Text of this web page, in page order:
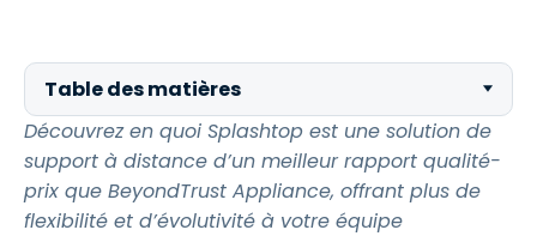
Table des matières
Découvrez en quoi Splashtop est une solution de
support à distance d’un meilleur rapport qualité-
prix que BeyondTrust Appliance, offrant plus de
flexibilité et d’évolutivité à votre équipe